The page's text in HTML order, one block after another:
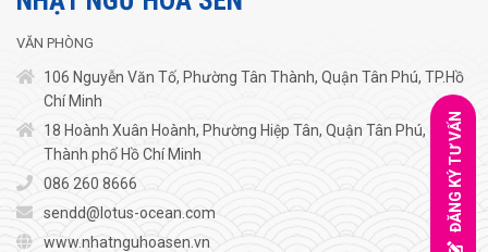
VĂN PHÒNG
106 Nguyễn Văn Tố, Phường Tân Thành, Quận Tân Phú, TP.Hồ
Chí Minh
18 Hoành Xuân Hoành, Phường Hiệp Tân, Quận Tân Phú,
Thành phố Hồ Chí Minh
086 260 8666
sendd@lotus-ocean.com
www.nhatnguhoasen.vn
ĐĂNG KÝ TƯ VẤN